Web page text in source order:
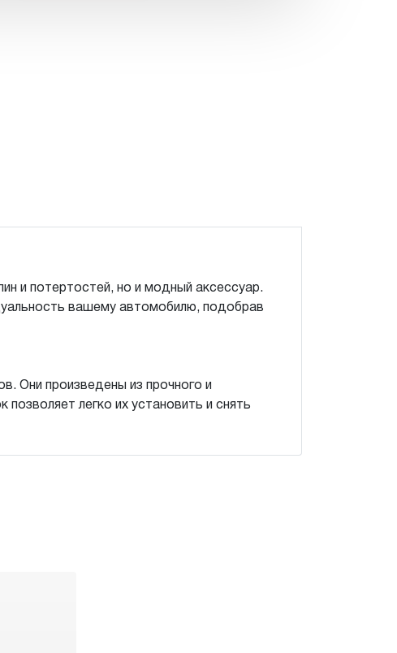
и потертостей, но и модный аксессуар.
вашему автомобилю, подобрав
Они произведены из прочного и
легко их установить и снять